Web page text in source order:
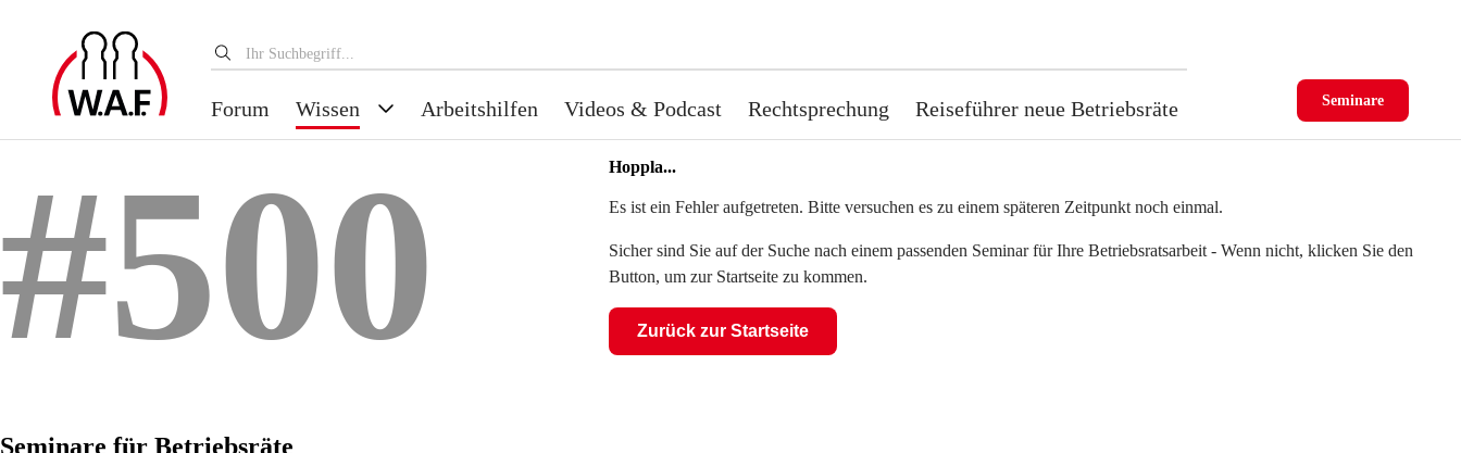
Forum Wissen Arbeitshilfen Videos & Podcast Rechtsprechung Reiseführer neue Betriebsräte Seminare
#500 Hoppla...
Es ist ein Fehler aufgetreten. Bitte versuchen es zu einem späteren Zeitpunkt noch einmal.
Sicher sind Sie auf der Suche nach einem passenden Seminar für Ihre Betriebsratsarbeit - Wenn nicht, klicken Sie den
Button, um zur Startseite zu kommen.
Zurück zur Startseite
Seminare für Betriebsräte